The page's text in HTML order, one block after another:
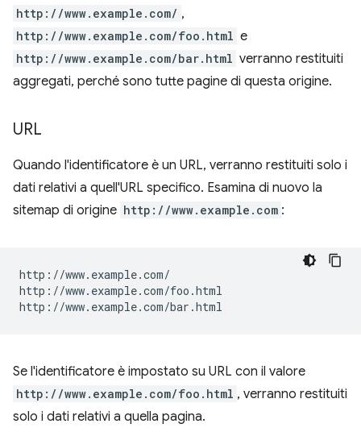
http://www.example.com/ ,
http://www.example.com/foo.html e
http://www.example.com/bar.html verranno restituiti
aggregati, perché sono tutte pagine di questa origine.
URL
Quando l'identificatore è un URL, verranno restituiti solo i
dati relativi a quell'URL specifico. Esamina di nuovo la
sitemap di origine http://www.example.com :
http://www.example.com/
http://www.example.com/foo.html
Se l'identificatore è impostato su URL con il valore
http://www.example.com/foo.html , verranno restituiti
solo i dati relativi a quella pagina.